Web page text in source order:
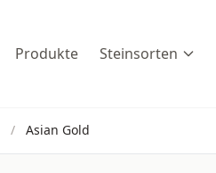
Produkte Steinsorten
/ Asian Gold